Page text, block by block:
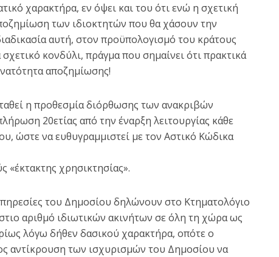
χαρακτήρα, εν όψει και του ότι ενώ η σχετική
των ιδιοκτητών που θα χάσουν την
αυτή, στον προϋπολογισμό του κράτους
κονδύλι, πράγμα που σημαίνει ότι πρακτικά
αποζημίωσης!
η προθεσμία διόρθωσης των ανακριβών
20ετίας από την έναρξη λειτουργίας κάθε
ώστε να ευθυγραμμιστεί με τον Αστικό Κώδικα
«έκτακτης χρησικτησίας».
του Δημοσίου δηλώνουν στο Κτηματολόγιο
αριθμό ιδιωτικών ακινήτων σε όλη τη χώρα ως
λόγω δήθεν δασικού χαρακτήρα, οπότε ο
αντίκρουση των ισχυρισμών του Δημοσίου να